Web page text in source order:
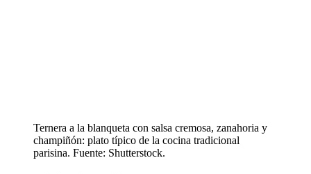
Ternera a la blanqueta con salsa cremosa, zanahoria y
champiñón: plato típico de la cocina tradicional
parisina. Fuente: Shutterstock.